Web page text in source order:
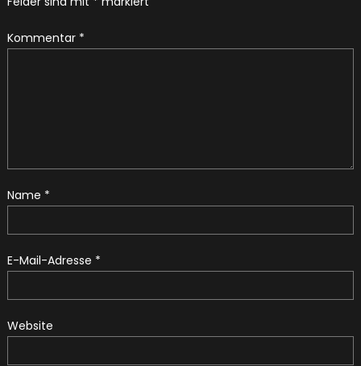
Kommentar *
Name *
E-Mail-Adresse *
Website